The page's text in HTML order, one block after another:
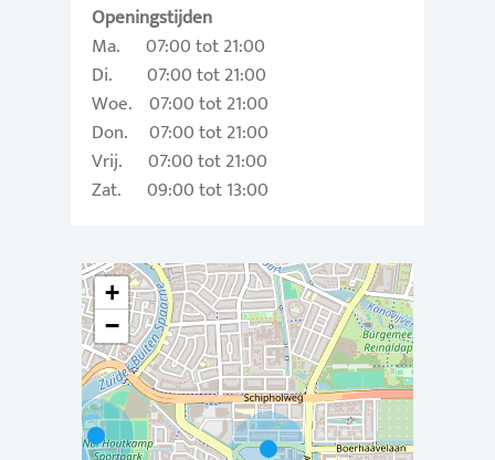
Openingstijden
Ma. 07:00 tot 21:00
Di. 07:00 tot 21:00
Woe. 07:00 tot 21:00
Don. 07:00 tot 21:00
Vrij. 07:00 tot 21:00
Zat. 09:00 tot 13:00
+
−